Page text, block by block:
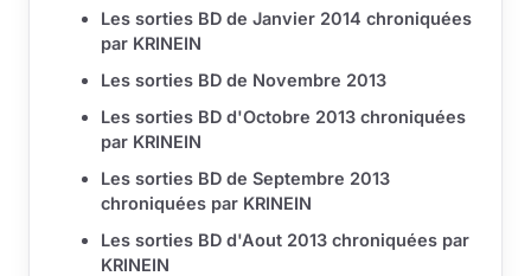
Les sorties BD de Janvier 2014 chroniquées
par KRINEIN
Les sorties BD de Novembre 2013
Les sorties BD d'Octobre 2013 chroniquées
par KRINEIN
Les sorties BD de Septembre 2013
chroniquées par KRINEIN
Les sorties BD d'Aout 2013 chroniquées par
KRINEIN